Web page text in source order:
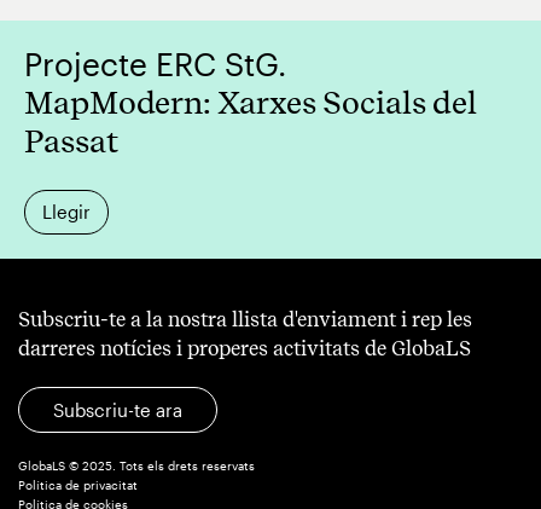
Projecte ERC StG.
MapModern: Xarxes Socials del
Passat
Llegir
Subscriu-te a la nostra llista d'enviament i rep les
darreres notícies i properes activitats de GlobaLS
Subscriu-te ara
GlobaLS © 2025. Tots els drets reservats
Política de privacitat
Política de cookies